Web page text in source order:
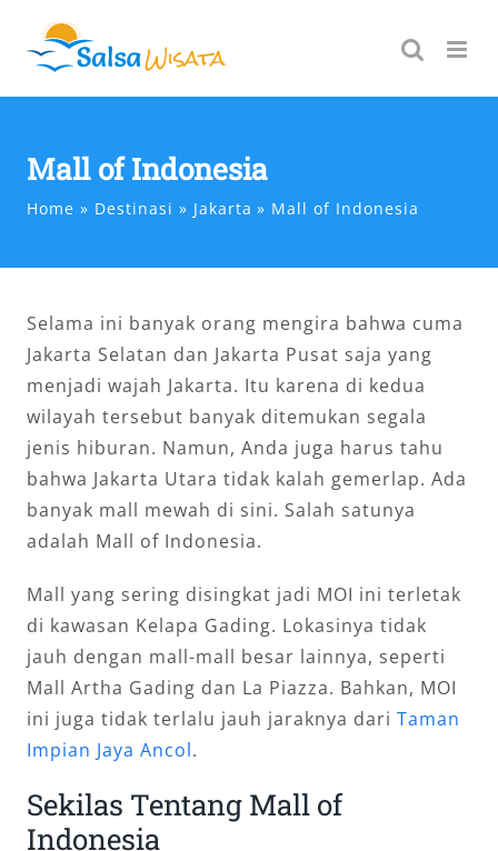
content
Mall of Indonesia
Home Destinasi Jakarta Mall of Indonesia
Selama ini banyak orang mengira bahwa cuma
Jakarta Selatan dan Jakarta Pusat saja yang
menjadi wajah Jakarta. Itu karena di kedua
wilayah tersebut banyak ditemukan segala
jenis hiburan. Namun, Anda juga harus tahu
bahwa Jakarta Utara tidak kalah gemerlap. Ada
banyak mall mewah di sini. Salah satunya
adalah Mall of Indonesia.
Mall yang sering disingkat jadi MOI ini terletak
di kawasan Kelapa Gading. Lokasinya tidak
jauh dengan mall-mall besar lainnya, seperti
Mall Artha Gading dan La Piazza. Bahkan, MOI
ini juga tidak terlalu jauh jaraknya dari Taman
Impian Jaya Ancol.
Sekilas Tentang Mall of
Indonesia